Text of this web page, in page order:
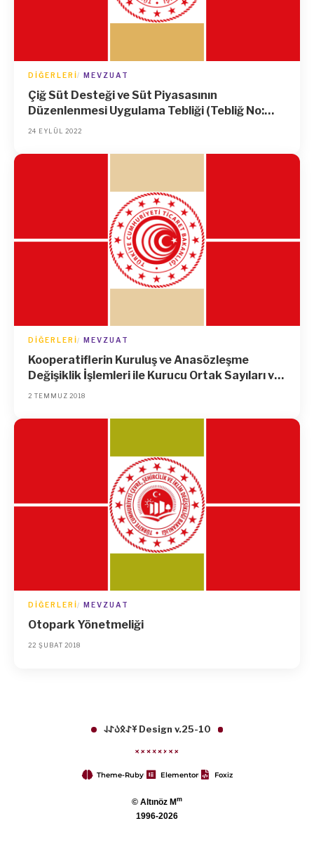
DIĞERLERI MEVZUAT
Çiğ Süt Desteği ve Süt Piyasasının
Düzenlenmesi Uygulama Tebliği (Tebliğ No:
2021/22)’nde Değişiklik Yapılmasına Dair
24 EYLÜL 2022
DIĞERLERI MEVZUAT
Kooperatiflerin Kuruluş ve Anasözleşme
Değişiklik İşlemleri ile Kurucu Ortak Sayıları ve
Çalışma Bölgelerinin Belirlenmesi Hakkında
2 TEMMUZ 2018
DIĞERLERI MEVZUAT
Otopark Yönetmeliği
22 ŞUBAT 2018
𐱁𐰀𐰋𐰉𐰀𐰞 Design v.25-10
Theme-Ruby Elementor Foxiz
© Altınöz Mm
1996-2026